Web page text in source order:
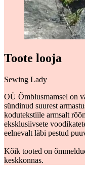
Toote looja
Sewing Lady
OÜ Õmblusmamsel on
sündinud suurest
kodutekstiile armsalt
eksklusiivsete
eelnevalt läbi pestud
Kõik tooted on
keskkonnas.